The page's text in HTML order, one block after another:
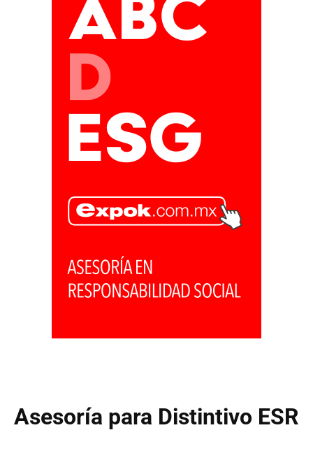
Asesoría para Distintivo ESR